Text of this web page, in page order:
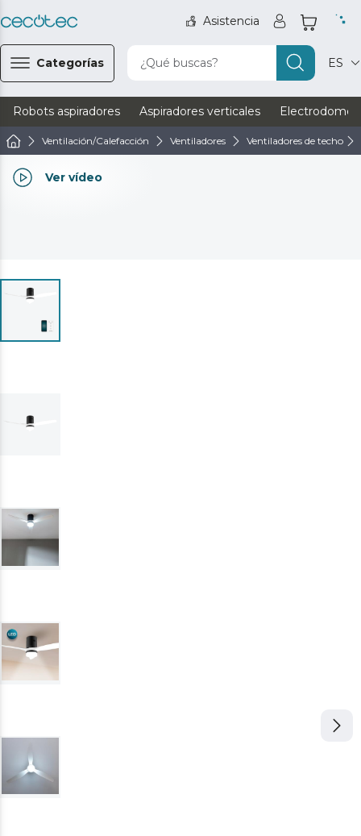
Asistencia
Categorías ¿Qué buscas? ES
Robots aspiradores Aspiradores verticales
Ventilación/Calefacción Ventiladores Ventiladores de techo
Ver vídeo